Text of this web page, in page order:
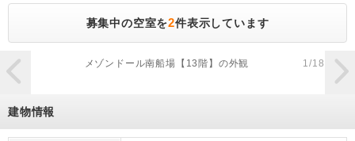
募集中の空室を2件表示しています
zoom_in
メゾンドール南船場【13階】の外観 1/18
建物情報